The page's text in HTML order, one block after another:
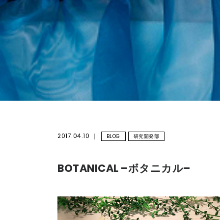
2017.04.10 BLOG 研究開発部
BOTANICAL –ボタニカル–